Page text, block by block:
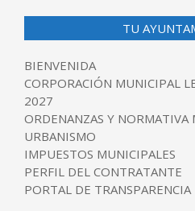
TU
BIENVENIDA
CORPORACIÓN MUNICIPAL
2027
ORDENANZAS Y NORMATIVA
URBANISMO
IMPUESTOS MUNICIPALES
PERFIL DEL CONTRATANTE
PORTAL DE TRANSPARENCIA